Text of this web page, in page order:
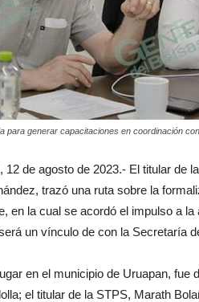
para generar capacitaciones en coordinación
12 de agosto de 2023.- El titular de
trazó una ruta sobre la
en la cual se acordó el impulso a
un vínculo de con la Secretaría
en el municipio de Uruapan, fue
el titular de la STPS, Marath